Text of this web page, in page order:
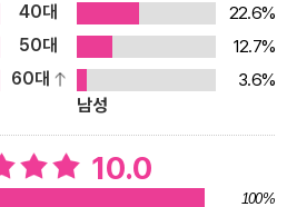
도 정확히 읽어내서 원하는 목표를
른 사람과 접촉하고 소통하며 매일매
족들과 외식 메뉴를 결정하거나 중고
끔은 취업 면접이나 연봉 협상처럼
때도 있다. 그런데 이 크고 작은 만남
만은 않는다. 갑자기 소통이 꽉 막히
40대
22.6%
50대
12.7%
60대
3.6%
남성
10.0
100%